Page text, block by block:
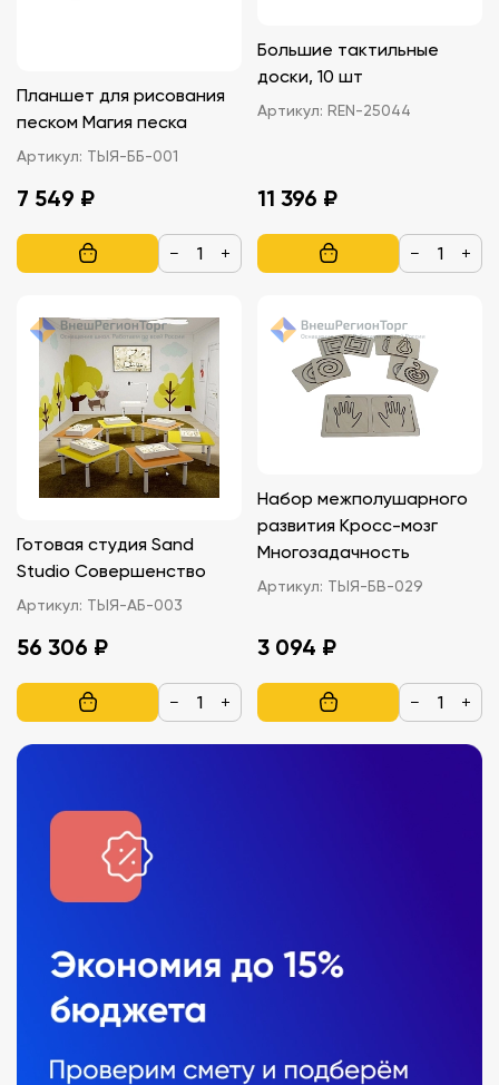
Планшет для рисования
песком Магия песка
Артикул: ТЫЯ-ББ-001
7 549 ₽
− +
Большие тактильные
доски, 10 шт
Артикул: REN-25044
11 396 ₽
− +
Готовая студия Sand
Studio Совершенство
Артикул: ТЫЯ-АБ-003
56 306 ₽
− +
Набор межполушарного
развития Кросс-мозг
Многозадачность
Артикул: ТЫЯ-БВ-029
3 094 ₽
− +